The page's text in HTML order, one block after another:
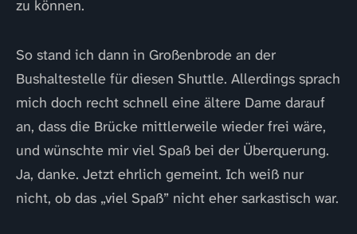
zu können.
So stand ich dann in Großenbrode an der
Bushaltestelle für diesen Shuttle. Allerdings sprach
mich doch recht schnell eine ältere Dame darauf
an, dass die Brücke mittlerweile wieder frei wäre,
und wünschte mir viel Spaß bei der Überquerung.
Ja, danke. Jetzt ehrlich gemeint. Ich weiß nur
nicht, ob das „viel Spaß” nicht eher sarkastisch war.